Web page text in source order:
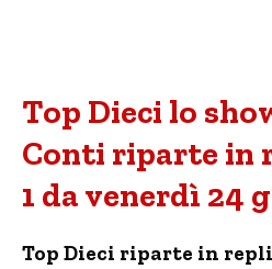
Top Dieci lo
Conti riparte in
1 da venerdì 24
Top Dieci riparte in